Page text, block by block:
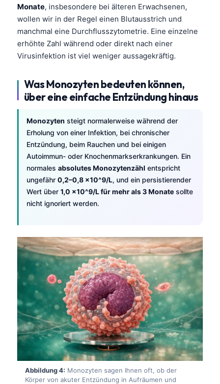
Monate, insbesondere bei älteren Erwachsenen,
wollen wir in der Regel einen Blutausstrich und
manchmal eine Durchflusszytometrie. Eine einzelne
erhöhte Zahl während oder direkt nach einer
Virusinfektion ist viel weniger aussagekräftig.
Was Monozyten bedeuten können,
über eine einfache Entzündung hinaus
Monozyten steigt normalerweise während der
Erholung von einer Infektion, bei chronischer
Entzündung, beim Rauchen und bei einigen
Autoimmun- oder Knochenmarkserkrankungen. Ein
normales absolutes Monozytenzähl entspricht
ungefähr 0,2–0,8 x10^9/L, und ein persistierender
Wert über 1,0 x10^9/L für mehr als 3 Monate sollte
nicht ignoriert werden.
Abbildung 4: Monozyten sagen Ihnen oft, ob der
Körper von akuter Entzündung in Aufräumen und